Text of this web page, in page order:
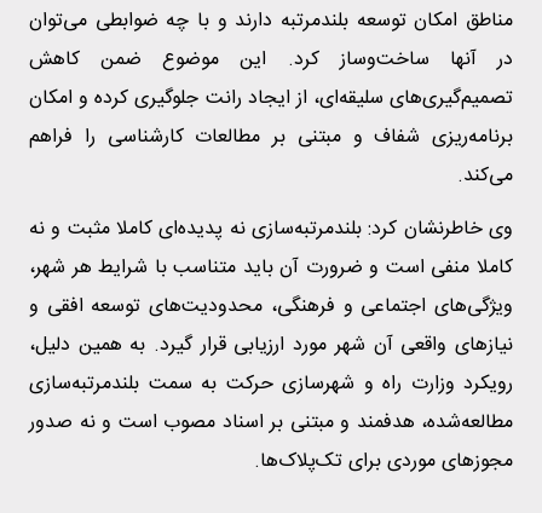
مناطق امکان توسعه بلندمرتبه دارند و با چه ضوابطی می‌توان
در آنها ساخت‌وساز کرد. این موضوع ضمن کاهش
تصمیم‌گیری‌های سلیقه‌ای، از ایجاد رانت جلوگیری کرده و امکان
برنامه‌ریزی شفاف و مبتنی بر مطالعات کارشناسی را فراهم
می‌کند.
وی خاطرنشان کرد: بلندمرتبه‌سازی نه پدیده‌ای کاملا مثبت و نه
کاملا منفی است و ضرورت آن باید متناسب با شرایط هر شهر،
ویژگی‌های اجتماعی و فرهنگی، محدودیت‌های توسعه افقی و
نیازهای واقعی آن شهر مورد ارزیابی قرار گیرد. به همین دلیل،
رویکرد وزارت راه و شهرسازی حرکت به سمت بلندمرتبه‌سازی
مطالعه‌شده، هدفمند و مبتنی بر اسناد مصوب است و نه صدور
مجوزهای موردی برای تک‌پلاک‌ها.